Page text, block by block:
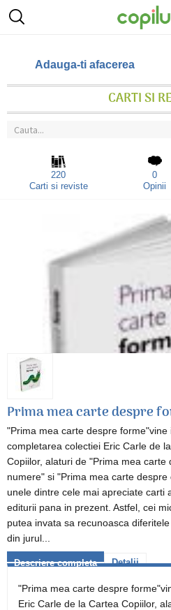
Adauga-ti afacerea
CARTI SI
220
Carti si reviste
0
Opinii
Prima mea carte despre
"Prima mea carte despre forme"vine
completarea colectiei Eric Carle de
Copiilor, alaturi de "Prima mea carte
numere" si "Prima mea carte despre
unele dintre cele mai apreciate carti
editurii pana in prezent. Astfel, cei
putea invata sa recunoasca
din jurul...
Descriere completa Detalii
"Prima mea carte despre
Eric Carle de la Cartea Copiilor,